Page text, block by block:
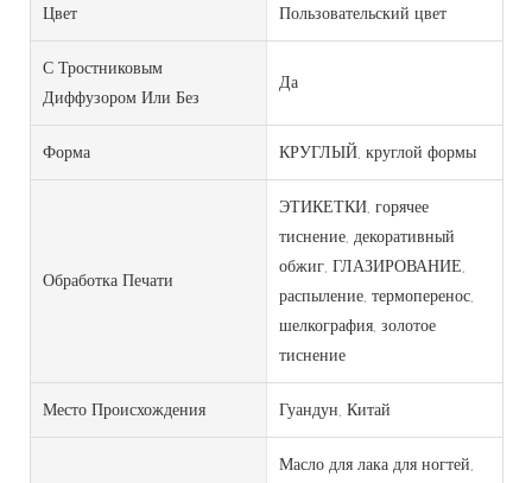
Цвет Пользовательский цвет
С Тростниковым
Диффузором Или Без
Да
Форма КРУГЛЫЙ, круглой формы
Обработка Печати
ЭТИКЕТКИ, горячее
тиснение, декоративный
обжиг, ГЛАЗИРОВАНИЕ,
распыление, термоперенос,
шелкография, золотое
тиснение
Место Происхождения Гуандун, Китай
Масло для лака для ногтей,